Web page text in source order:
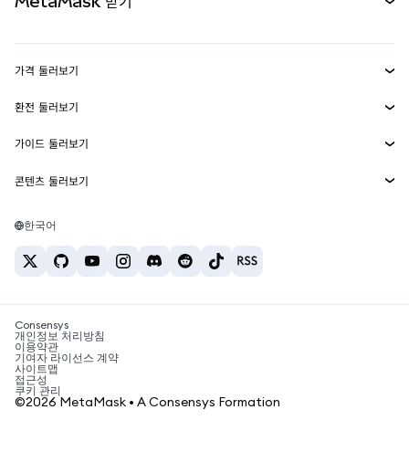
실물자산
MetaMask Connect
Snaps
웹3 서비스
보안
고객 지원
채용
가격 둘러보기
이더리움 가격
솔라나 가격
테더 가격
환전 둘러보기
ETH를 USD로 환전
USDT를 INR로 환전
BTC를 INR로 환전
ETH를 USDT로 환전
가이드 둘러보기
ETH 매수
USDT 매수
SHIB 매수
BNB 매수
콘텐츠 둘러보기
솔라나 지갑
암호화폐 세금 뉴스
암호화폐 매수 방법
비트코인 매도 방법
한국어
Consensys
개인정보 처리방침
이용약관
기여자 라이선스 계약
사이트맵
접근성
쿠키 관리
©2026 MetaMask • A Consensys Formation